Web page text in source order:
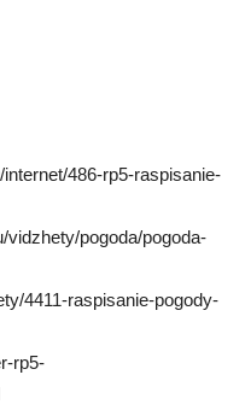
486-rp5-raspisanie-
vidzhety/pogoda/pogoda-
4411-raspisanie-pogody-
rp5-